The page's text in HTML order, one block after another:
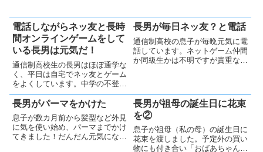
電話しながらネッ友と長時
間オンラインゲームをして
いる長男は元気だ！
通信制高校生の長男はほぼ通学な
く、平日は自宅でネッ友とゲーム
をよくしています。中学の不登校
時と比べ劇的に元気になっている
のでOKです。親のできることは
ます。
長男が毎日ネッ友？と電話
通信制高校の息子が毎晩元気に電
話しています。ネットゲーム仲間
か同級生かは不明ですが貴重なコ
長男がパーマをかけた
息子が数カ月前から髪型など外見
に気を使い始め、パーマまでかけ
てきました！だんだん元気にな
長男が祖母の誕生日に花束
を②
息子が祖母（私の母）の誕生日に
花束を渡しました。予定外の買い
物にも付き合い「おばあちゃん孝